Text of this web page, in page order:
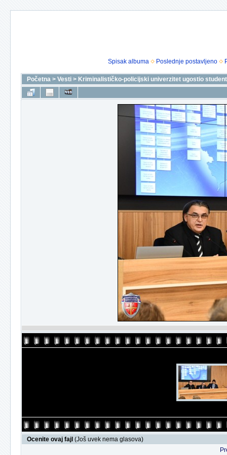
Spisak albuma Poslednje postavljeno
Početna > Vesti > Kriminalističko-policijski univerzitet ugostio
Ocenite ovaj fajl (Još uvek nema glasova)